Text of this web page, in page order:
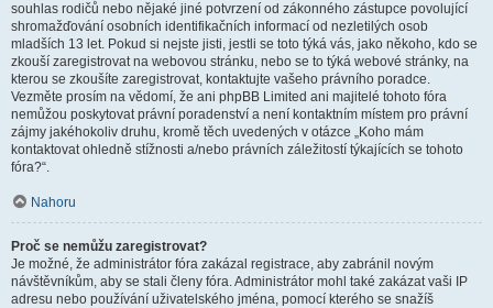
souhlas rodičů nebo nějaké jiné potvrzení od zákonného zástupce povolující
shromažďování osobních identifikačních informací od nezletilých osob
mladších 13 let. Pokud si nejste jisti, jestli se toto týká vás, jako někoho, kdo se
zkouší zaregistrovat na webovou stránku, nebo se to týká webové stránky, na
kterou se zkoušíte zaregistrovat, kontaktujte vašeho právního poradce.
Vezměte prosím na vědomí, že ani phpBB Limited ani majitelé tohoto fóra
nemůžou poskytovat právní poradenství a není kontaktním místem pro právní
zájmy jakéhokoliv druhu, kromě těch uvedených v otázce „Koho mám
kontaktovat ohledně stížnosti a/nebo právních záležitostí týkajících se tohoto
fóra?“.
Nahoru
Proč se nemůžu zaregistrovat?
Je možné, že administrátor fóra zakázal registrace, aby zabránil novým
návštěvníkům, aby se stali členy fóra. Administrátor mohl také zakázat vaši IP
adresu nebo používání uživatelského jména, pomocí kterého se snažíš